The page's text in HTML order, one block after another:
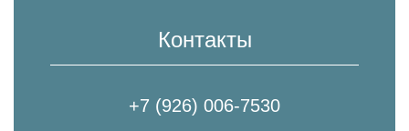
Контакты
+7 (926) 006-7530